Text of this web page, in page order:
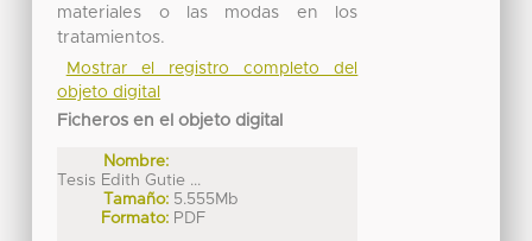
materiales o las modas en los
tratamientos.
Mostrar el registro completo del
objeto digital
Ficheros en el objeto digital
Nombre:
Tesis Edith Gutie ...
Tamaño: 5.555Mb
Formato: PDF